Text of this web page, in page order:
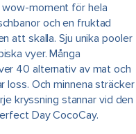
wow-moment för hela
och en fruktad
att skalla. Sju unika pooler
vyer. Många
40 alternativ av mat och
loss. Och minnena sträcker
kryssning stannar vid den
Day CocoCay.